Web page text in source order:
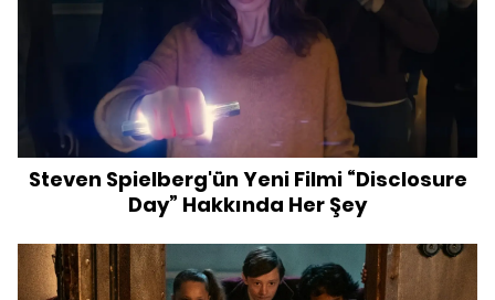
Steven Spielberg'ün Yeni Filmi “Disclosure
Day” Hakkında Her Şey